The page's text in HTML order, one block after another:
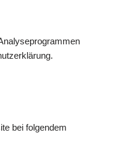
bei folgendem